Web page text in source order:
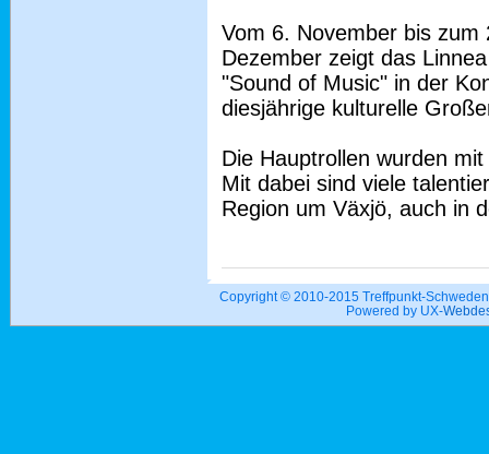
Vom 6. November bis zum
Dezember zeigt das
"Sound of Music" in der
diesjährige kulturelle
Die Hauptrollen wurden
Mit dabei sind viele
Region um Växjö, auch in
Copyright © 2010-2015 Treffpunkt-
Powered by UX-